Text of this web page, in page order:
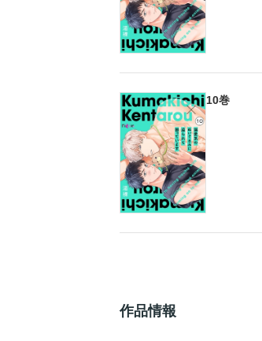
10巻
作品情報